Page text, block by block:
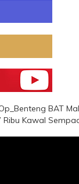
BAT
Ribu Kawal